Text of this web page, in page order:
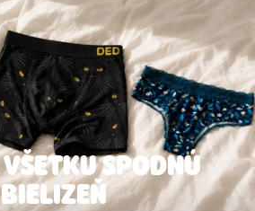
SPODNÚ
BIELIZEŇ